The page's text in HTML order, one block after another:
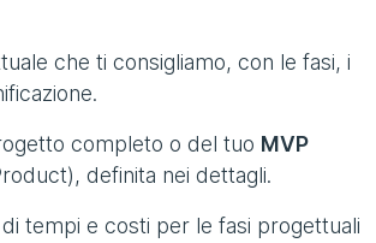
che ti consigliamo, con le fasi, i
completo o del tuo MVP
definita nei dettagli.
tempi e costi per le fasi progettuali